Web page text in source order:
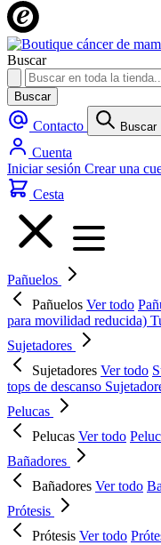
Buscar
Buscar
Contacto Buscar
Cuenta
Iniciar sesión Crear una
Cesta
Pañuelos
Pañuelos Ver todo
para movilidad reducida)
Sujetadores
Sujetadores Ver todo
tops de descanso
Pelucas
Pelucas Ver todo
Bañadores
Bañadores Ver todo
Prótesis
Prótesis Ver todo